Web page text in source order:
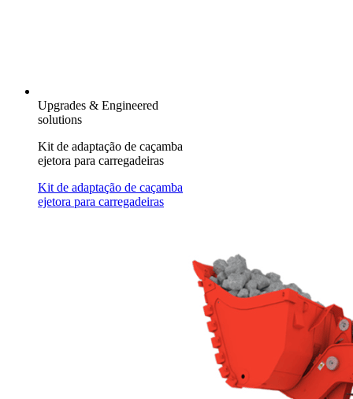
Upgrades & Engineered
solutions
Kit de adaptação de caçamba
ejetora para carregadeiras
Kit de adaptação de caçamba
ejetora para carregadeiras